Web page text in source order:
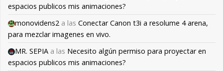
espacios publicos mis animaciones?
monovidens2 a las Conectar Canon t3i a resolume 4 arena,
para mezclar imagenes en vivo.
MR. SEPIA a las Necesito algún permiso para proyectar en
espacios publicos mis animaciones?